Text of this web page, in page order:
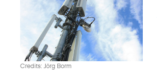
Credits: Jörg Borm